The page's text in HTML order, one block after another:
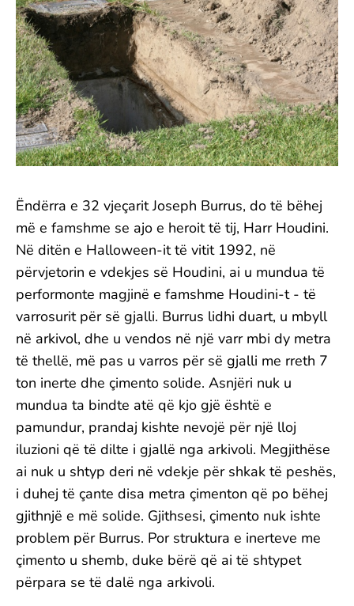
Ëndërra e 32 vjeçarit Joseph Burrus, do të bëhej
më e famshme se ajo e heroit të tij, Harr Houdini.
Në ditën e Halloween-it të vitit 1992, në
përvjetorin e vdekjes së Houdini, ai u mundua të
performonte magjinë e famshme Houdini-t - të
varrosurit për së gjalli. Burrus lidhi duart, u mbyll
në arkivol, dhe u vendos në një varr mbi dy metra
të thellë, më pas u varros për së gjalli me rreth 7
ton inerte dhe çimento solide. Asnjëri nuk u
mundua ta bindte atë që kjo gjë është e
pamundur, prandaj kishte nevojë për një lloj
iluzioni që të dilte i gjallë nga arkivoli. Megjithëse
ai nuk u shtyp deri në vdekje për shkak të peshës,
i duhej të çante disa metra çimenton që po bëhej
gjithnjë e më solide. Gjithsesi, çimento nuk ishte
problem për Burrus. Por struktura e inerteve me
çimento u shemb, duke bërë që ai të shtypet
përpara se të dalë nga arkivoli.